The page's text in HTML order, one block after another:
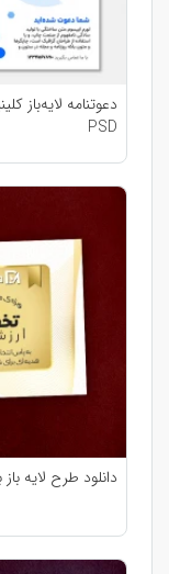
دعوتنامه لایه‌باز
PSD
دانلود طرح لایه